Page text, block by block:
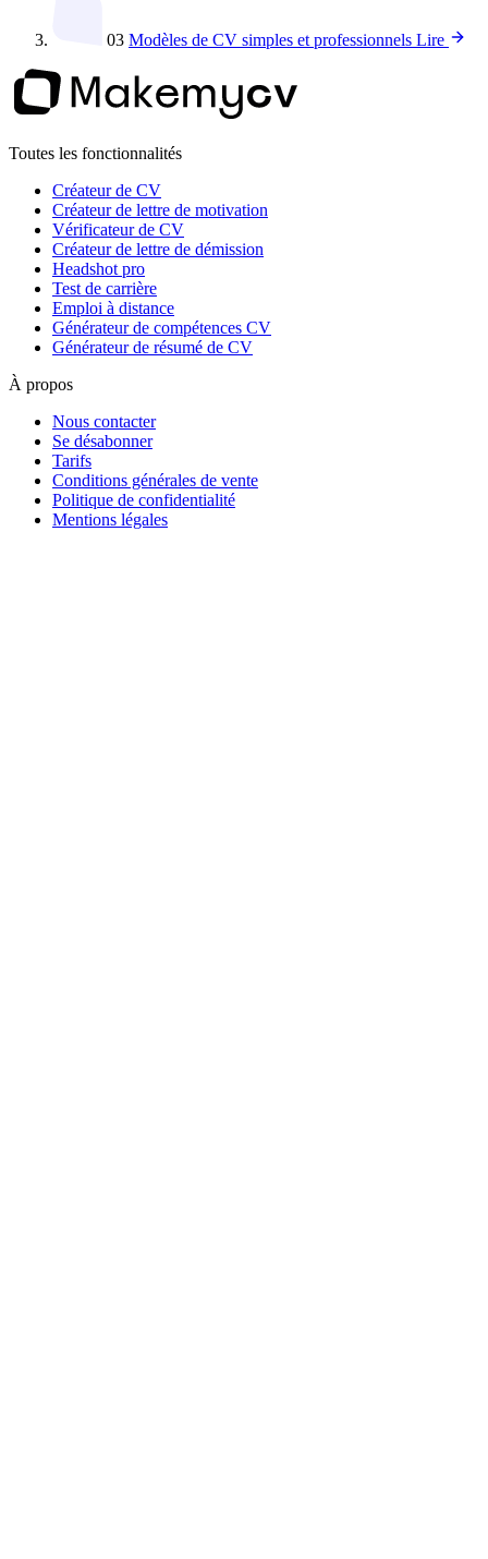
03 Modèles de CV simples et professionnels Lire
Toutes les fonctionnalités
Créateur de CV
Créateur de lettre de motivation
Vérificateur de CV
Créateur de lettre de démission
Headshot pro
Test de carrière
Emploi à distance
Générateur de compétences CV
Générateur de résumé de CV
À propos
Nous contacter
Se désabonner
Tarifs
Conditions générales de vente
Politique de confidentialité
Mentions légales